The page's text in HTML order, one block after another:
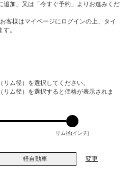
追加」又は「今すぐ予約」よりお進みくだ
客様はマイページにログインの上、タイ
。
ム径）を選択してください。
リム径）を選択すると価格が表示されま
リム径(インチ)
軽自動車 変更